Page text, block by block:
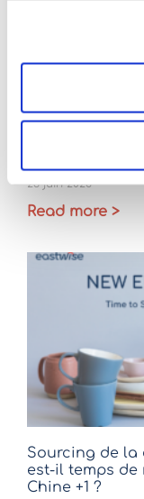
QA vs QC
23 juin 2026
Read more >
Sourcing de la
est-il temps de
Chine +1 ?